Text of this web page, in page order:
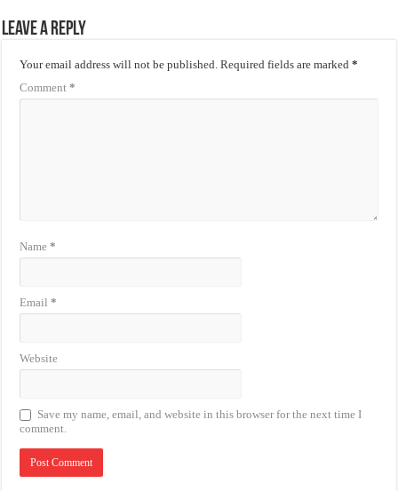
Leave a Reply
Your email address will not be published. Required fields are marked*
Comment*
Name*
Email*
Website
Save my name, email, and website in this browser for the next time I
comment.